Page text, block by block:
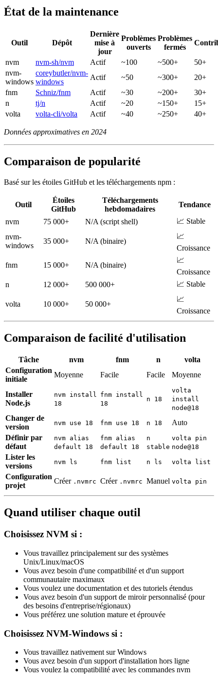
État de la maintenance
Outil Dépôt
Dernière
mise à
jour
Problèmes
ouverts
Problèmes
fermés
nvm nvm-sh/nvm Actif ~100 ~500+
50+
nvm-
windows
coreybutler/nvm-
windows
Actif ~50 ~300+
20+
fnm
Schniz/fnm Actif ~30 ~200+
30+
n
tj/n Actif ~20 ~150+
15+
volta
volta-cli/volta Actif ~40 ~250+ 40+
Données approximatives en 2024
Comparaison de popularité
Basé sur les étoiles GitHub et les téléchargements npm :
Outil
Étoiles
GitHub
Téléchargements
hebdomadaires
Tendance
nvm 75 000+ N/A (script shell)
📈 Stable
nvm-
windows
35 000+ N/A (binaire)
📈
Croissance
fnm 15 000+ N/A (binaire)
📈
Croissance
n
12 000+ 500 000+ 📈 Stable
volta 10 000+ 50 000+
📈
Croissance
Comparaison de facilité d'utilisation
Tâche nvm fnm n
volta
Configuration
initiale
Moyenne Facile Facile Moyenne
Installer
Node.js
nvm install
18
fnm install
18
n 18
volta
install
node@18
Changer de
version
nvm use 18 fnm use 18 n 18
Auto
Définir par
défaut
nvm alias
default 18
fnm alias
default 18
n
stable
volta pin
node@18
Lister les
versions
nvm ls fnm list n ls volta list
Configuration
projet
Créer .nvmrc Créer .nvmrc Manuel volta pin
Quand utiliser chaque outil
Choisissez NVM si :
Vous travaillez principalement sur des systèmes
Unix/Linux/macOS
Vous avez besoin d'une compatibilité et d'un support
communautaire maximaux
Vous voulez une documentation et des tutoriels étendus
Vous avez besoin d'un support de miroir personnalisé (pour
des besoins d'entreprise/régionaux)
Vous préférez une solution mature et éprouvée
Choisissez NVM-Windows si :
Vous travaillez nativement sur Windows
Vous avez besoin d'un support d'installation hors ligne
Vous voulez la compatibilité avec les commandes nvm